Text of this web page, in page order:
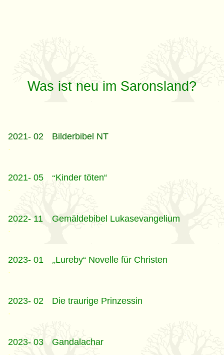
Was ist neu im Saronsland?
2021- 02
.
Bilderbibel NT
2021- 05
.
“Kinder töten“
2022- 11
.
Gemäldebibel Lukasevangelium
2023- 01
.
„Lureby“ Novelle für Christen
2023- 02
.
Die traurige Prinzessin
2023- 03
.
Gandalachar